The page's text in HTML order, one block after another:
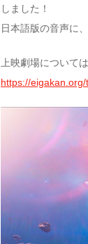
しました！
日本語版の音声に
上映劇場について
https://